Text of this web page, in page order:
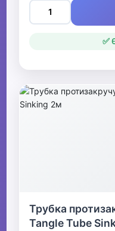
✅
Трубка
Tangle Tube